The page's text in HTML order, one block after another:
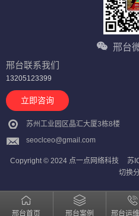
邢台
邢台联系我们
13205123399
立即咨询
苏州工业园区晶汇大厦3栋8楼
seoclceo@gmail.com
Copyright © 2024 点一点网络科技 苏
切换
邢台首页 邢台案例 邢台运